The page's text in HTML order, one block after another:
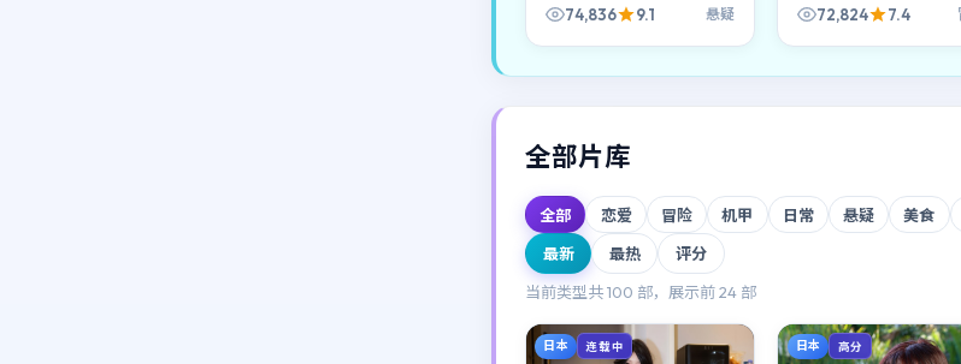
韩国都市里那些说不清的委
74,836 9.1 悬疑 72,824 7.4
全部片库
全部 恋爱 冒险 机甲 日常 悬疑 美食
最新 最热 评分
当前类型共100 部，展示前24 部
日本 连载中 日本 高分